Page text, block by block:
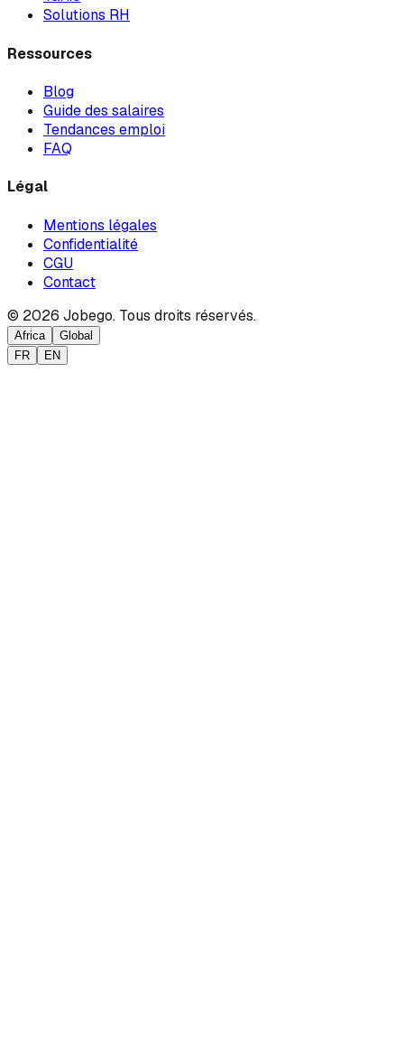
Solutions RH
Ressources
Blog
Guide des salaires
Tendances emploi
FAQ
Légal
Mentions légales
Confidentialité
CGU
Contact
© 2026 Jobego. Tous droits réservés.
Africa
Global
FR
EN